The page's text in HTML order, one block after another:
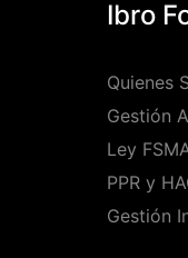
Ibro
Quienes
Gestión
Ley
PPR y
Gestión